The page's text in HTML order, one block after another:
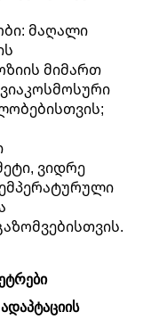
მაღალი
მიმართ
ვიდრე